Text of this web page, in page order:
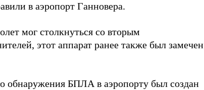
в аэропорт Ганновера.
мог столкнуться со вторым
этот аппарат ранее также был замечен
обнаружения БПЛА в аэропорту был создан